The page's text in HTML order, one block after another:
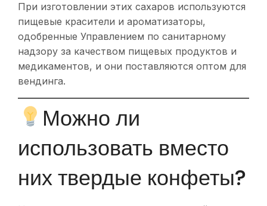
При изготовлении этих сахаров используются
пищевые красители и ароматизаторы,
одобренные Управлением по санитарному
надзору за качеством пищевых продуктов и
медикаментов, и они поставляются оптом для
вендинга.
Можно ли
использовать вместо
них твердые конфеты?